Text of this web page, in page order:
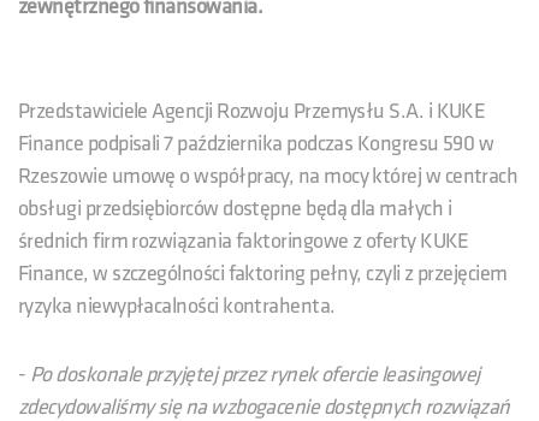
zewnętrznego finansowania.
Przedstawiciele Agencji Rozwoju Przemysłu S.A. i KUKE
Finance podpisali 7 października podczas Kongresu 590 w
Rzeszowie umowę o współpracy, na mocy której w centrach
obsługi przedsiębiorców dostępne będą dla małych i
średnich firm rozwiązania faktoringowe z oferty KUKE
Finance, w szczególności faktoring pełny, czyli z przejęciem
ryzyka niewypłacalności kontrahenta.
- Po doskonale przyjętej przez rynek ofercie leasingowej
zdecydowaliśmy się na wzbogacenie dostępnych rozwiązań